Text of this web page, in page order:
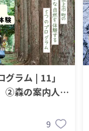
グラム | 11」
②森の案内人と
9